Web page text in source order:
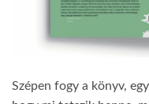
Szépen fogy a könyv,